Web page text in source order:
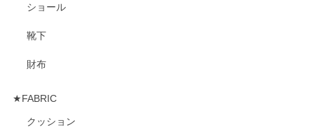
ショール
靴下
財布
★FABRIC
クッション